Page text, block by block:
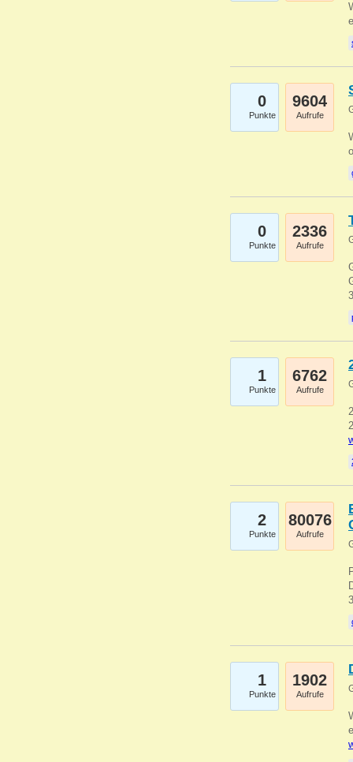
0
Punkte
9604
Aufrufe
0
Punkte
2336
Aufrufe
1
Punkte
6762
Aufrufe
2
Punkte
80076
Aufrufe
1
Punkte
1902
Aufrufe